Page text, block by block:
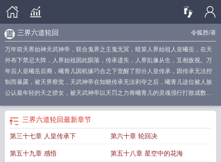
令狐胜/著
三界六道轮回
万年前天界始神天武神帝，联合鬼界之主鬼无冥，暗算人界始祖人皇曦岳，在天
外布下禁忌大阵，人界始祖因此陨落，传承遗失，人界乱像从生，互相敌视。万
年后人皇曦岳后裔，曦青儿因机缘巧合之下觉醒了部分人皇传承，因传承无法控
制而暴露，被天界察觉，天武神帝在知晓传承无法剥夺之后，曦青儿这位被人族
公认最年轻的天之骄女，被天武神帝以天罚之力将曦青儿的灵魂强行打散成数百
扛针对着曦青儿的天罚之下也被打散全身修为，而少年林青玄却因此踏上了一条
三界亿万生灵都无法掌控和逃避的轮回之路。从此游走轮回间，修万千分身，以
三界为棋盘，布局于天地间，甘愿以身为棋，只为了胜天半子，寻回所爱之人的
bug攻略三界轮回(送10万真充) 什么是三界轮回三界轮回h5三界六道轮回指
三界六道轮回最新章节
第三十七章 人皇传承下 第六十章 轮回决
第五十九章 感悟 第五十八章 星空中的花海